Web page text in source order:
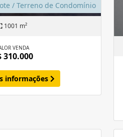
/ Terreno de Condomínio
1001 m²
VENDA
310.000
informações